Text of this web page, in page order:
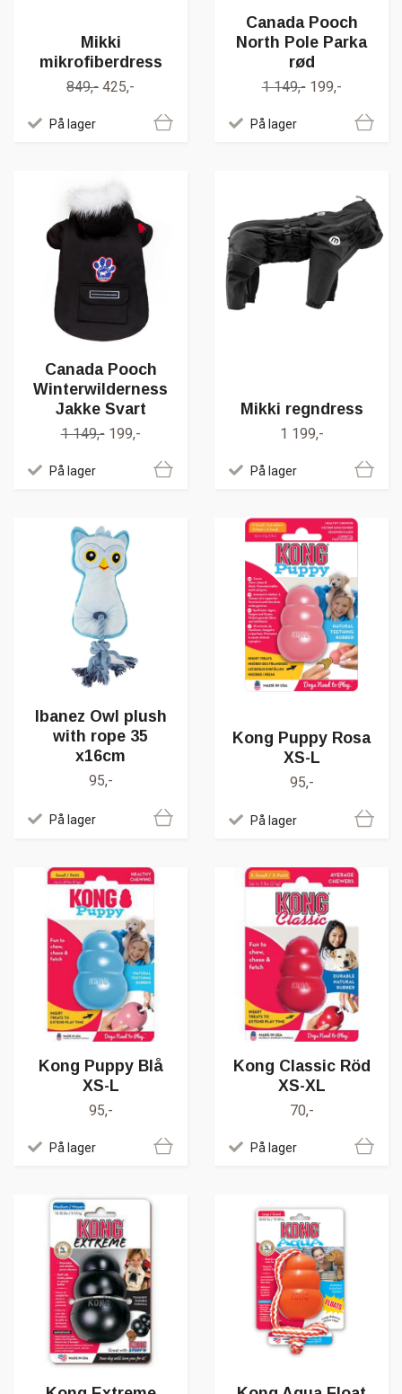
Mikki
mikrofiberdress
849,- 425,-
På lager
Canada Pooch
North Pole Parka
rød
1 149,- 199,-
På lager
Canada Pooch
Winterwilderness
Jakke Svart
1 149,- 199,-
På lager
Mikki regndress
1 199,-
På lager
Ibanez Owl plush
with rope 35
x16cm
95,-
På lager
Kong Puppy Rosa
XS-L
95,-
På lager
Kong Puppy Blå
XS-L
95,-
På lager
Kong Classic Röd
XS-XL
70,-
På lager